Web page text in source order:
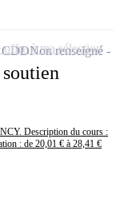
Description du cours :
: de 20,01 € à 28,41 €
CDDNon renseigné
offre à ma sélection